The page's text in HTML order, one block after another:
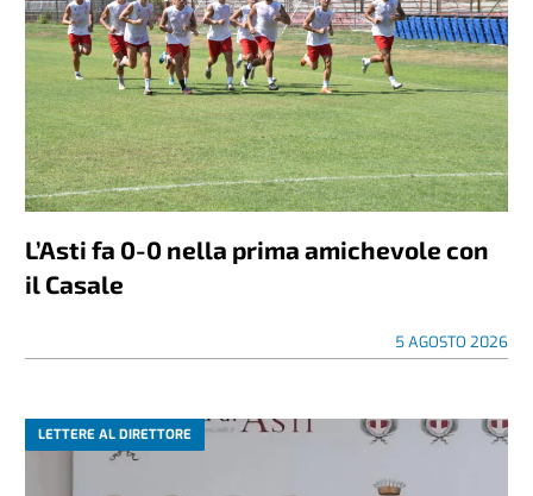
L’Asti fa 0-0 nella prima amichevole con
il Casale
5 AGOSTO 2026
LETTERE AL DIRETTORE